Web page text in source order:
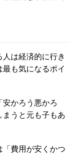
は経済的に行き
も気になるポイ
安かろう悪かろ
まうと元も子もあ
「費用が安くかつ